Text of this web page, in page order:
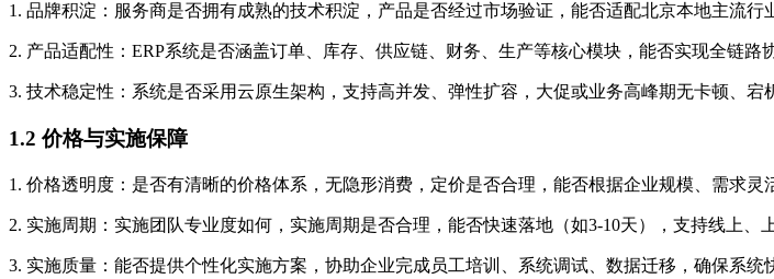
1. 品牌积淀：服务商是否拥有成熟的技术积淀，产品是否经过市场验证，能否适配北京本地主流
2. 产品适配性：ERP系统是否涵盖订单、库存、供应链、财务、生产等核心模块，能否实现全链
3. 技术稳定性：系统是否采用云原生架构，支持高并发、弹性扩容，大促或业务高峰期无卡顿、宕
1.2 价格与实施保障
1. 价格透明度：是否有清晰的价格体系，无隐形消费，定价是否合理，能否根据企业规模、需求灵
2. 实施周期：实施团队专业度如何，实施周期是否合理，能否快速落地（如3-10天），支持线上、
3. 实施质量：能否提供个性化实施方案，协助企业完成员工培训、系统调试、数据迁移，确保系统